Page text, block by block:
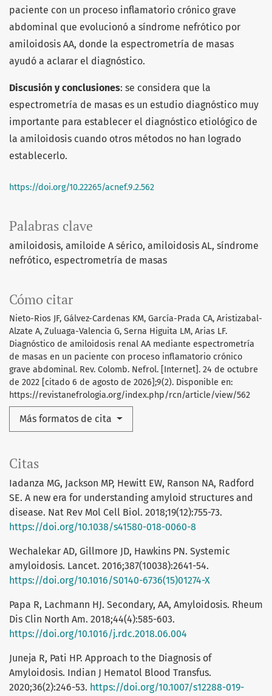
Palabras clave
amiloidosis amiloide A sérico amiloidosis AL síndrome
nefrótico espectrometría de masas
Cómo citar
Nieto-Rios JF, Gálvez-Cardenas KM, García-Prada CA, Aristizabal-
Alzate A, Zuluaga-Valencia G, Serna Higuita LM, Arias LF.
Diagnóstico de amiloidosis renal AA mediante espectrometría
de masas en un paciente con proceso inflamatorio crónico
grave abdominal. Rev. Colomb. Nefrol. [Internet]. 24 de octubre
de 2022 [citado 6 de agosto de 2026];9(2). Disponible en:
https://revistanefrologia.org/index.php/rcn/article/view/562
Más formatos de cita
paciente con un proceso inflamatorio crónico grave
abdominal que evolucionó a síndrome nefrótico por
amiloidosis AA, donde la espectrometría de masas
ayudó a aclarar el diagnóstico.
Discusión y conclusiones: se considera que la
espectrometría de masas es un estudio diagnóstico muy
importante para establecer el diagnóstico etiológico de
la amiloidosis cuando otros métodos no han logrado
establecerlo.
https://doi.org/10.22265/acnef.9.2.562
Citas
Iadanza MG, Jackson MP, Hewitt EW, Ranson NA, Radford
SE. A new era for understanding amyloid structures and
disease. Nat Rev Mol Cell Biol. 2018;19(12):755-73.
https://doi.org/10.1038/s41580-018-0060-8
Wechalekar AD, Gillmore JD, Hawkins PN. Systemic
amyloidosis. Lancet. 2016;387(10038):2641-54.
https://doi.org/10.1016/S0140-6736(15)01274-X
Papa R, Lachmann HJ. Secondary, AA, Amyloidosis. Rheum
Dis Clin North Am. 2018;44(4):585-603.
https://doi.org/10.1016/j.rdc.2018.06.004
Juneja R, Pati HP. Approach to the Diagnosis of
Amyloidosis. Indian J Hematol Blood Transfus.
2020;36(2):246-53. https://doi.org/10.1007/s12288-019-